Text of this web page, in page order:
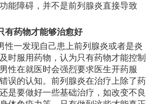
能障碍，并不是前列腺炎直接导致
有药物才能够治愈好
性一发现自己患上前列腺炎或者是炎
时服用药物，认为只有药物才能控制
性在就医时会强烈要求医生开药服
误的认知。前列腺炎在治疗上除了药
是要做好一些基础治疗，如改变不良